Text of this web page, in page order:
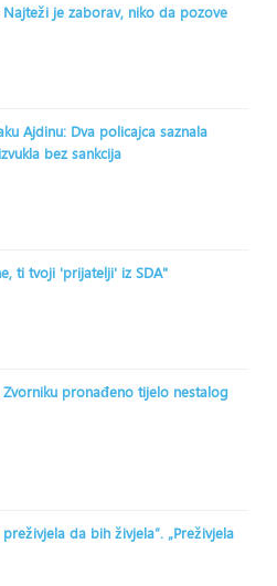
je zaborav, niko da pozove
Ajdinu: Dva policajca saznala
bez sankcija
ti tvoji 'prijatelji' iz SDA"
pronađeno tijelo nestalog
da bih živjela“. „Preživjela